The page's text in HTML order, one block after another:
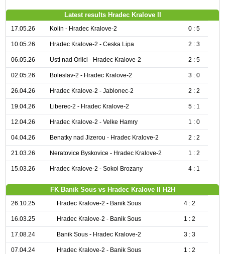
Latest results Hradec Kralove II
17.05.26 Kolin - Hradec Kralove-2 0 : 5
10.05.26 Hradec Kralove-2 - Ceska Lipa 2 : 3
06.05.26 Usti nad Orlici - Hradec Kralove-2 2 : 5
02.05.26 Boleslav-2 - Hradec Kralove-2 3 : 0
26.04.26 Hradec Kralove-2 - Jablonec-2 2 : 2
19.04.26 Liberec-2 - Hradec Kralove-2 5 : 1
12.04.26 Hradec Kralove-2 - Velke Hamry 1 : 0
04.04.26 Benatky nad Jizerou - Hradec Kralove-2 2 : 2
21.03.26 Neratovice Byskovice - Hradec Kralove-2 1 : 2
15.03.26 Hradec Kralove-2 - Sokol Brozany 4 : 1
FK Banik Sous vs Hradec Kralove II H2H
26.10.25 Hradec Kralove-2 - Banik Sous 4 : 2
16.03.25 Hradec Kralove-2 - Banik Sous 1 : 2
17.08.24 Banik Sous - Hradec Kralove-2 3 : 3
07.04.24 Hradec Kralove-2 - Banik Sous 1 : 2